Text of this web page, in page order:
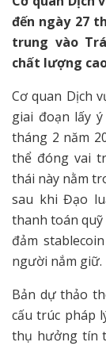
đến ngày 27
trung vào
chất lượng
Cơ quan Dịch
giai đoạn lấy
tháng 2 năm
thể đóng vai
thái này nằm
sau khi Đạo
thanh toán quỹ
đảm
người nắm giữ.
Bản dự thảo
cấu trúc pháp
thụ hưởng tín